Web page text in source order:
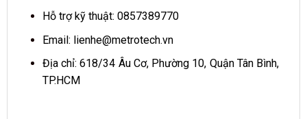
Hỗ trợ kỹ thuật: 0857389770
Email: lienhe@metrotech.vn
Địa chỉ: 618/34 Âu Cơ, Phường 10, Quận Tân Bình,
TP.HCM